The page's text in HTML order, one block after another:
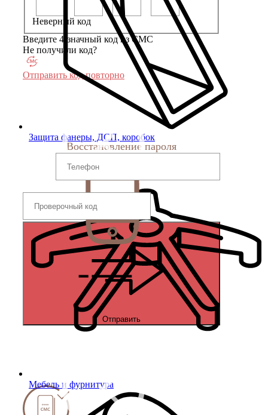
Защита фанеры, ДСП, коробок
Мебель и фурнитура
Неверный код
Введите 4-значный код из СМС
Не получили код?
Отправить код повторно
Восстановление пароля
Отправить